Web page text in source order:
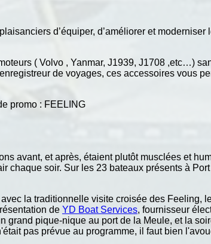
d’équiper, d’améliorer et moderniser
( Volvo , Yanmar, J1939, J1708 ,etc…)
de voyages, ces accessoires vous
promo : FEELING
avant, et après, étaient plutôt musclées et
chaque soir. Sur les 23 bateaux présents à
la traditionnelle visite croisée des Feeling,
de YD Boat Services, fournisseur
grand pique-nique au port de la Meule, et la
pas prévue au programme, il faut bien